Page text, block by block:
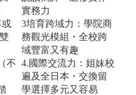
或
不
實務力
3培育跨域力：學院商
務觀光模組・全校跨
域豐富又有趣
4.國際交流力：姐妹校
遍及全日本・交換留
學選擇多元又容易